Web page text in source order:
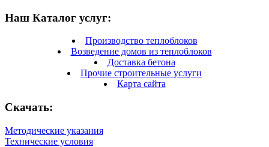
Наш Каталог услуг:
Производство теплоблоков
Возведение домов из теплоблоков
Доставка бетона
Прочие строительные услуги
Карта сайта
Скачать:
Методические указания
Технические условия